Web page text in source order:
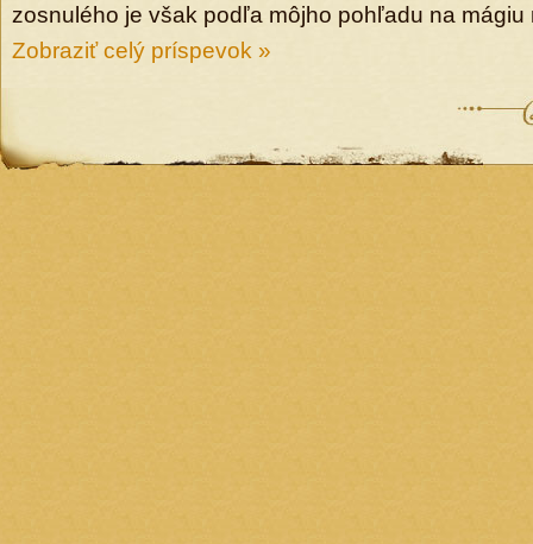
zosnulého je však podľa môjho pohľadu na mágiu
Zobraziť celý príspevok »